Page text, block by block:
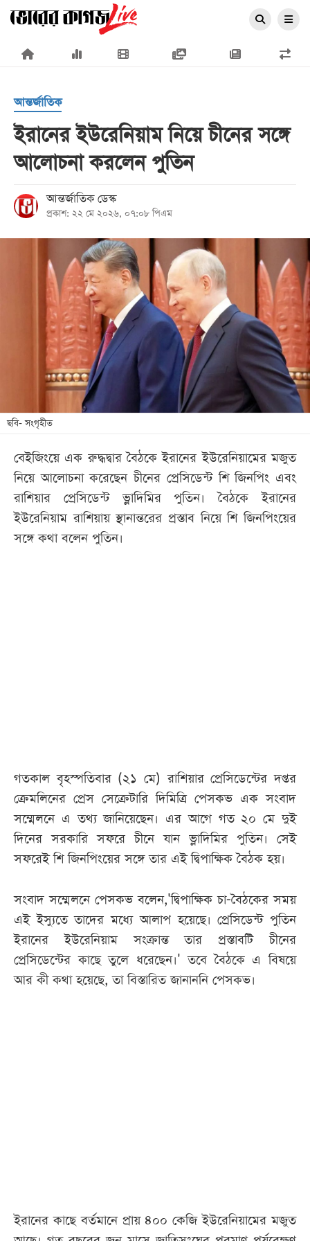
×
প্রচ্ছদ
জাতীয়
রাজনীতি
আন্তর্জাতিক
সারাদেশ
বিনোদন
লাইফ
শিক্ষা
সব
বিভাগ
আন্তর্জাতিক
ইরানের ইউরেনিয়াম নিয়ে চীনের সঙ্গে
আলোচনা করলেন পুতিন
আন্তর্জাতিক ডেস্ক
প্রকাশ: ২২ মে ২০২৬, ০৭:০৮ পিএম
ছবি- সংগৃহীত
বেইজিংয়ে এক রুদ্ধদ্বার বৈঠকে ইরানের ইউরেনিয়ামের মজুত
নিয়ে আলোচনা করেছেন চীনের প্রেসিডেন্ট শি জিনপিং এবং
রাশিয়ার প্রেসিডেন্ট ভ্লাদিমির পুতিন। বৈঠকে ইরানের
ইউরেনিয়াম রাশিয়ায় স্থানান্তরের প্রস্তাব নিয়ে শি জিনপিংয়ের
সঙ্গে কথা বলেন পুতিন।
গতকাল বৃহস্পতিবার (২১ মে) রাশিয়ার প্রেসিডেন্টের দপ্তর
ক্রেমলিনের প্রেস সেক্রেটারি দিমিত্রি পেসকভ এক সংবাদ
সম্মেলনে এ তথ্য জানিয়েছেন। এর আগে গত ২০ মে দুই
দিনের সরকারি সফরে চীনে যান ভ্লাদিমির পুতিন। সেই
সফরেই শি জিনপিংয়ের সঙ্গে তার এই দ্বিপাক্ষিক বৈঠক হয়।
সংবাদ সম্মেলনে পেসকভ বলেন,'দ্বিপাক্ষিক চা-বৈঠকের সময়
এই ইস্যুতে তাদের মধ্যে আলাপ হয়েছে। প্রেসিডেন্ট পুতিন
ইরানের ইউরেনিয়াম সংক্রান্ত তার প্রস্তাবটি চীনের
প্রেসিডেন্টের কাছে তুলে ধরেছেন।' তবে বৈঠকে এ বিষয়ে
আর কী কথা হয়েছে, তা বিস্তারিত জানাননি পেসকভ।
ইরানের কাছে বর্তমানে প্রায় ৪০০ কেজি ইউরেনিয়ামের মজুত